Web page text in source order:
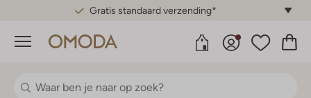
Gratis standaard verzending*
Menu